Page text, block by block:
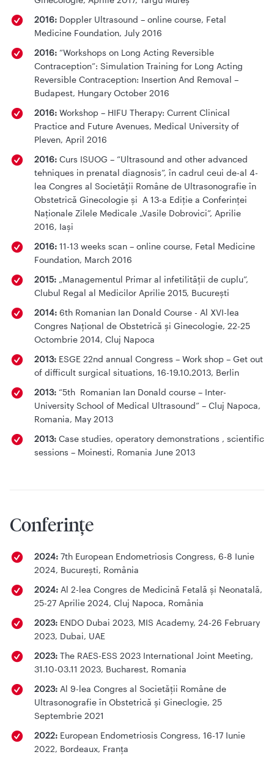
2016: Doppler Ultrasound – online course, Fetal
Medicine Foundation, July 2016
2016: “Workshops on Long Acting Reversible
Contraception”: Simulation Training for Long Acting
Reversible Contraception: Insertion And Removal –
Budapest, Hungary October 2016
2016: Workshop – HIFU Therapy: Current Clinical
Practice and Future Avenues, Medical University of
Pleven, April 2016
2016: Curs ISUOG – “Ultrasound and other advanced
tehniques in prenatal diagnosis”, în cadrul ceui de-al 4-
lea Congres al Societății Române de Ultrasonografie în
Obstetrică Ginecologie și A 13-a Ediție a Conferinței
Naționale Zilele Medicale „Vasile Dobrovici”, Aprilie
2016, Iași
2016: 11-13 weeks scan – online course, Fetal Medicine
Foundation, March 2016
2015: „Managementul Primar al infetilității de cuplu”,
Clubul Regal al Medicilor Aprilie 2015, București
2014: 6th Romanian Ian Donald Course - Al XVI-lea
Congres Național de Obstetrică și Ginecologie, 22-25
Octombrie 2014, Cluj Napoca
2013: ESGE 22nd annual Congress – Work shop – Get out
of difficult surgical situations, 16-19.10.2013, Berlin
2013: “5th Romanian Ian Donald course – Inter-
University School of Medical Ultrasound” – Cluj Napoca,
Romania, May 2013
2013: Case studies, operatory demonstrations , scientific
sessions – Moinesti, Romania June 2013
Conferințe
2024: 7th European Endometriosis Congress, 6-8 Iunie
2024, București, România
2024: Al 2-lea Congres de Medicină Fetală și Neonatală,
25-27 Aprilie 2024, Cluj Napoca, România
2023: ENDO Dubai 2023, MIS Academy, 24-26 February
2023, Dubai, UAE
2023: The RAES-ESS 2023 International Joint Meeting,
31.10-03.11 2023, Bucharest, Romania
2023: Al 9-lea Congres al Societății Române de
Ultrasonografie în Obstetrică și Gineclogie, 25
Septembrie 2021
2022: European Endometriosis Congress, 16-17 Iunie
2022, Bordeaux, Franța